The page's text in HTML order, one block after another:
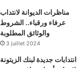
مناظرات الديوانة لانتداب
عرفاء ورقباء.. الشروط
والوثائق المطلوبة
3 juillet 2024
انتدابات جديدة لبنك الزيتونة